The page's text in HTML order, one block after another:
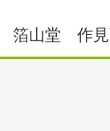
箔山堂 作見